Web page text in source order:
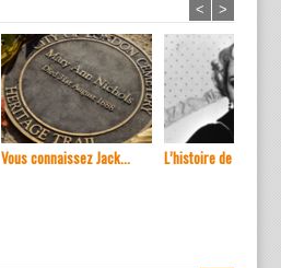
Vous connaissez Jack... L’histoire de ...
< >